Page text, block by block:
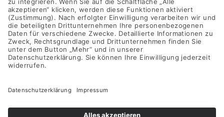
Alle Preise inkl. der gesetzlichen MwSt.